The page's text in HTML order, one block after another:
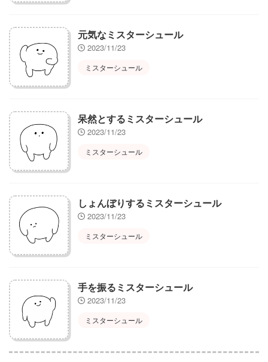
元気なミスターシュール
2023/11/23
ミスターシュール
呆然とするミスターシュール
2023/11/23
ミスターシュール
しょんぼりするミスターシュール
2023/11/23
ミスターシュール
手を振るミスターシュール
2023/11/23
ミスターシュール